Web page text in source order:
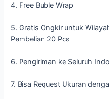
4. Free Buble Wrap
5. Gratis Ongkir untuk
Pembelian 20 Pcs
6. Pengiriman ke Seluruh
7. Bisa Request Ukuran